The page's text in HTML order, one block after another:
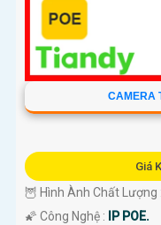
CAMERA
Giá
🦉 Hình Ành Chất Lượng :
🌠 Công Nghệ : IP POE.